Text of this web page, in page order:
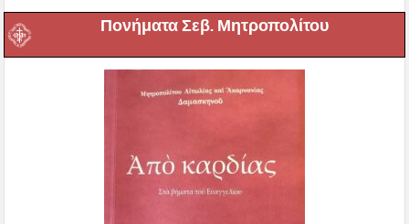
Πονήματα Σεβ. Μητροπολίτου